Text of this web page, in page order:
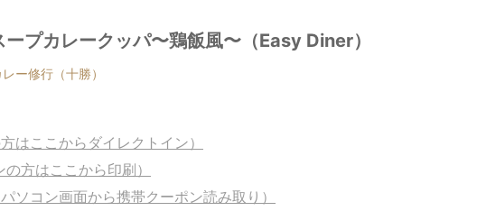
プカレークッパ〜鶏飯風〜（Easy Diner）
レー修行（十勝）
はここからダイレクトイン）
方はここから印刷）
ソコン画面から携帯クーポン読み取り）